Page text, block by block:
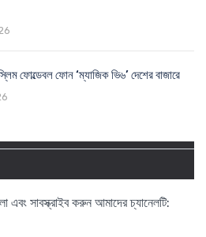
ফোল্ডেবল ফোন ‘ম্যাজিক ভি৬’ দেশের বাজারে
সাবস্ক্রাইব করুন আমাদের চ্যানেলটি: